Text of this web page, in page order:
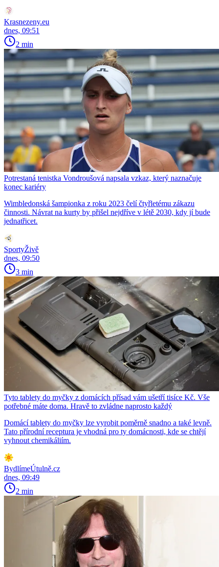
Krasnezeny.eu
dnes, 09:51
2 min
Potrestaná tenistka Vondroušová napsala vzkaz, který naznačuje
konec kariéry
Wimbledonská šampionka z roku 2023 čelí čtyřletému zákazu
činnosti. Návrat na kurty by přišel nejdříve v létě 2030, kdy jí bude
jednatřicet.
SportyŽivě
dnes, 09:50
3 min
Tyto tablety do myčky z domácích přísad vám ušetří tisíce Kč. Vše
potřebné máte doma. Hravě to zvládne naprosto každý
Domácí tablety do myčky lze vyrobit poměrně snadno a také levně.
Tato přírodní receptura je vhodná pro ty domácnosti, kde se chtějí
vyhnout chemikáliím.
BydlímeÚtulně.cz
dnes, 09:49
2 min